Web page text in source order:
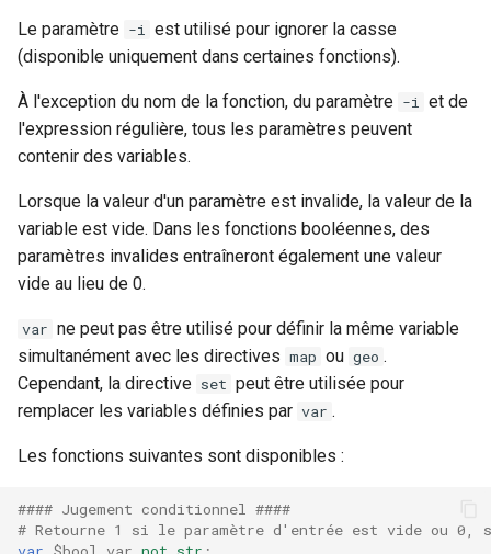
hyperscan
influx
ini
injection
iputils
jit-uuid
jq
jwt-verification
Le paramètre -i est utilisé pour ignorer la casse
(disponible uniquement dans certaines fonctions).
À l'exception du nom de la fonction, du paramètre -i et de
l'expression régulière, tous les paramètres peuvent
contenir des variables.
Lorsque la valeur d'un paramètre est invalide, la valeur de la
variable est vide. Dans les fonctions booléennes, des
paramètres invalides entraîneront également une valeur
vide au lieu de 0.
var ne peut pas être utilisé pour définir la même variable
simultanément avec les directives map ou geo .
Cependant, la directive set peut être utilisée pour
remplacer les variables définies par var .
Les fonctions suivantes sont disponibles :
#### Jugement conditionnel ####
# Retourne 1 si le paramètre d'entrée est vide ou 0,